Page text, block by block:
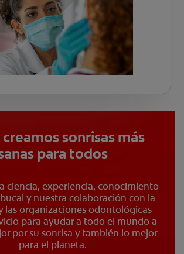
sonrisas más
para todos
ciencia, experiencia, conocimiento
y nuestra colaboración con la
las organizaciones odontológicas
para ayudar a todo el mundo a
por su sonrisa y también lo mejor
para el planeta.